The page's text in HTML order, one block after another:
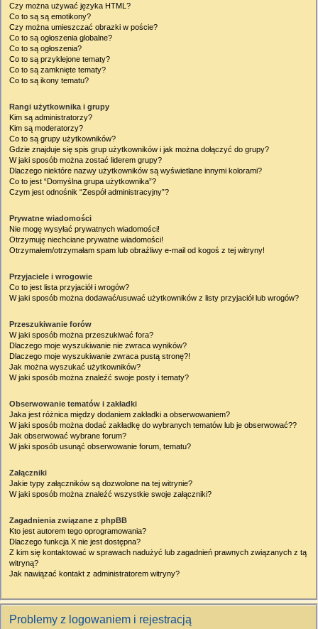
Czy można używać języka HTML?
Co to są są emotikony?
Czy można umieszczać obrazki w poście?
Co to są ogłoszenia globalne?
Co to są ogłoszenia?
Co to są przyklejone tematy?
Co to są zamknięte tematy?
Co to są ikony tematu?
Rangi użytkownika i grupy
Kim są administratorzy?
Kim są moderatorzy?
Co to są grupy użytkowników?
Gdzie znajduje się spis grup użytkowników i jak można dołączyć do grupy?
W jaki sposób można zostać liderem grupy?
Dlaczego niektóre nazwy użytkowników są wyświetlane innymi kolorami?
Co to jest “Domyślna grupa użytkownika”?
Czym jest odnośnik “Zespół administracyjny”?
Prywatne wiadomości
Nie mogę wysyłać prywatnych wiadomości!
Otrzymuję niechciane prywatne wiadomości!
Otrzymałem/otrzymałam spam lub obraźliwy e-mail od kogoś z tej witryny!
Przyjaciele i wrogowie
Co to jest lista przyjaciół i wrogów?
W jaki sposób można dodawać/usuwać użytkowników z listy przyjaciół lub wrogów?
Przeszukiwanie forów
W jaki sposób można przeszukiwać fora?
Dlaczego moje wyszukiwanie nie zwraca wyników?
Dlaczego moje wyszukiwanie zwraca pustą stronę?!
Jak można wyszukać użytkowników?
W jaki sposób można znaleźć swoje posty i tematy?
Obserwowanie tematów i zakładki
Jaka jest różnica między dodaniem zakładki a obserwowaniem?
W jaki sposób można dodać zakładkę do wybranych tematów lub je obserwować??
Jak obserwować wybrane forum?
W jaki sposób usunąć obserwowanie forum, tematu?
Załączniki
Jakie typy załączników są dozwolone na tej witrynie?
W jaki sposób można znaleźć wszystkie swoje załączniki?
Zagadnienia związane z phpBB
Kto jest autorem tego oprogramowania?
Dlaczego funkcja X nie jest dostępna?
Z kim się kontaktować w sprawach nadużyć lub zagadnień prawnych związanych z tą
witryną?
Jak nawiązać kontakt z administratorem witryny?
Problemy z logowaniem i rejestracją